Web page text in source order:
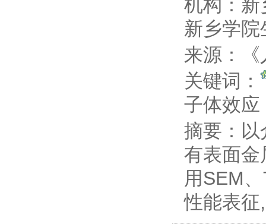
机构：新
新乡学
来源：
关键词：
子体效
摘要：
有表面金
用SEM
性能表